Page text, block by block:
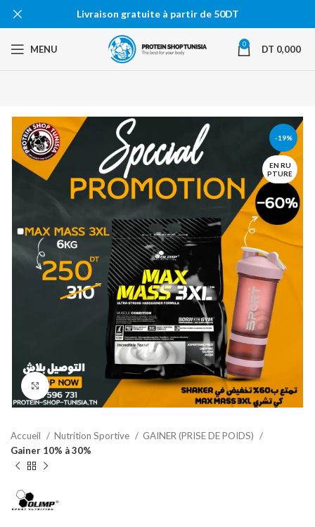
MENU 0 DT 0,000
-19%
EN RU
PTURE
Agrandir
Accueil Nutrition Sportive
GAINER (PRISE DE POIDS)
Gainer 10% à 30%
Livraison gratuite à partir de 50DT